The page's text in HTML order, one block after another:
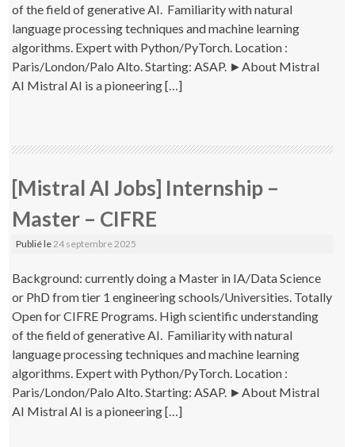
of the field of generative AI. Familiarity with natural
language processing techniques and machine learning
algorithms. Expert with Python/PyTorch. Location :
Paris/London/Palo Alto. Starting: ASAP. ►About Mistral
AI Mistral AI is a pioneering […]
[Mistral AI Jobs] Internship –
Master – CIFRE
Publié le 24 septembre 2025
Background: currently doing a Master in IA/Data Science
or PhD from tier 1 engineering schools/Universities. Totally
Open for CIFRE Programs. High scientific understanding
of the field of generative AI. Familiarity with natural
language processing techniques and machine learning
algorithms. Expert with Python/PyTorch. Location :
Paris/London/Palo Alto. Starting: ASAP. ►About Mistral
AI Mistral AI is a pioneering […]